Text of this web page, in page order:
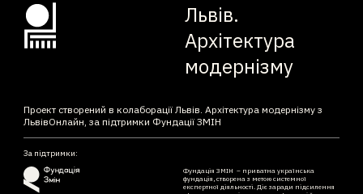
Львів.
Архітектура
модернізму
Проект створений в колаборації Львів. Архітектура модернізму з
ЛьвівОнлайн, за підтримки Фундації ЗМІН
За підтримки:
Фундація ЗМІН – приватна українська
фундація, створена з метою системної
експертної діяльності. Діє заради підсилення